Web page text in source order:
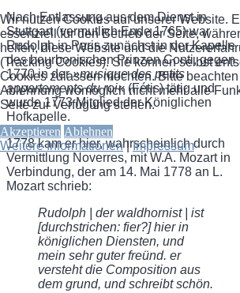
Nach Entlassung aus dem Dienst in
Stuttgart (vermutlich Ende 1765) war
Rudolph in Paris zunächst in der Kapelle
des bourbonischen Prinzen Conti, gegen
1770 in der»musique des petits
appartements du roi« (Fétis) tätig und
wurde 1773 Mitglied der Königlichen
Hofkapelle.
1778 kam er hier, wahrscheinlich durch
Vermittlung Noverres, mit W.A. Mozart in
Verbindung, der am 14. Mai 1778 an L.
Mozart schrieb:
Rudolph | der waldhornist | ist
[durchstrichen: fier?] hier in
königlichen Diensten, und
mein sehr guter freünd. er
versteht die Composition aus
dem grund, und schreibt schön.
Wir nutzen Cookies auf unserer Website.
essenziell für den Betrieb der Seite,
helfen, diese Website und die
(Tracking Cookies). Sie können selbst
Cookies zulassen möchten. Bitte
Ablehnung womöglich nicht mehr alle
Seite zur Verfügung stehen.
Akzeptieren Ablehnen
Weitere Informationen|Impressum